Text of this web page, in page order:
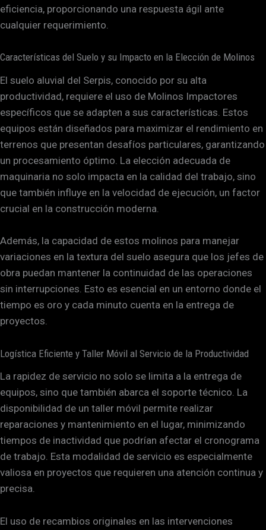
eficiencia, proporcionando una respuesta ágil ante
cualquier requerimiento.
Características del Suelo y su Impacto en la Elección de Molinos
El suelo aluvial del Serpis, conocido por su alta
productividad, requiere el uso de Molinos Impactores
específicos que se adapten a sus características. Estos
equipos están diseñados para maximizar el rendimiento en
terrenos que presentan desafíos particulares, garantizando
un procesamiento óptimo. La elección adecuada de
maquinaria no solo impacta en la calidad del trabajo, sino
que también influye en la velocidad de ejecución, un factor
crucial en la construcción moderna.
Además, la capacidad de estos molinos para manejar
variaciones en la textura del suelo asegura que los jefes de
obra puedan mantener la continuidad de las operaciones
sin interrupciones. Esto es esencial en un entorno donde el
tiempo es oro y cada minuto cuenta en la entrega de
proyectos.
Logística Eficiente y Taller Móvil al Servicio de la Productividad
La rapidez de servicio no solo se limita a la entrega de
equipos, sino que también abarca el soporte técnico. La
disponibilidad de un taller móvil permite realizar
reparaciones y mantenimiento en el lugar, minimizando
tiempos de inactividad que podrían afectar el cronograma
de trabajo. Esta modalidad de servicio es especialmente
valiosa en proyectos que requieren una atención continua y
precisa.
El uso de recambios originales en las intervenciones